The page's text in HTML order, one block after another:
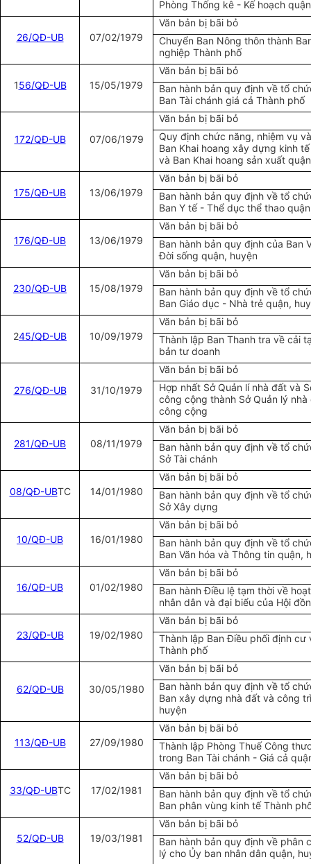
Phòng Thống kê - Kế hoạch
26/QĐ-UB 07/02/1979
Văn bản bị bãi bỏ
Chuyển Ban Nông thôn thành
nghiệp Thành phố
156/QĐ-UB 15/05/1979
Văn bản bị bãi bỏ
Ban hành bản quy định về tổ
Ban Tài chánh giá cả Thành phố
172/QĐ-UB 07/06/1979
Văn bản bị bãi bỏ
Quy định chức năng, nhiệm vụ
Ban Khai hoang xây dựng kinh
và Ban Khai hoang sản xuất
175/QĐ-UB 13/06/1979
Văn bản bị bãi bỏ
Ban hành bản quy định về tổ
Ban Y tế - Thể dục thể thao
176/QĐ-UB 13/06/1979
Văn bản bị bãi bỏ
Ban hành bản quy định của Ban
Đời sống quận, huyện
230/QĐ-UB 15/08/1979
Văn bản bị bãi bỏ
Ban hành bản quy định về tổ
Ban Giáo dục - Nhà trẻ quận,
245/QĐ-UB 10/09/1979
Văn bản bị bãi bỏ
Thành lập Ban Thanh tra về cải
bản tư doanh
276/QĐ-UB 31/10/1979
Văn bản bị bãi bỏ
Hợp nhất Sở Quản lí nhà đất và
công cộng thành Sở Quản lý
công cộng
281/QĐ-UB 08/11/1979
Văn bản bị bãi bỏ
Ban hành bản quy định về tổ
Sở Tài chánh
08/QĐ-UBTC 14/01/1980
Văn bản bị bãi bỏ
Ban hành bản quy định về tổ
Sở Xây dựng
10/QĐ-UB 16/01/1980
Văn bản bị bãi bỏ
Ban hành bản quy định về tổ
Ban Văn hóa và Thông tin quận,
16/QĐ-UB 01/02/1980
Văn bản bị bãi bỏ
Ban hành Điều lệ tạm thời về
nhân dân và đại biểu của Hội
23/QĐ-UB 19/02/1980
Văn bản bị bãi bỏ
Thành lập Ban Điều phối định cư
Thành phố
62/QĐ-UB 30/05/1980
Văn bản bị bãi bỏ
Ban hành bản quy định về tổ
Ban xây dựng nhà đất và công
huyện
113/QĐ-UB 27/09/1980
Văn bản bị bãi bỏ
Thành lập Phòng Thuế Công
trong Ban Tài chánh - Giá cả
33/QĐ-UBTC 17/02/1981
Văn bản bị bãi bỏ
Ban hành bản quy định về tổ
Ban phân vùng kinh tế Thành
52/QĐ-UB 19/03/1981
Văn bản bị bãi bỏ
Ban hành bản quy định về phân
lý cho Ủy ban nhân dân quận,